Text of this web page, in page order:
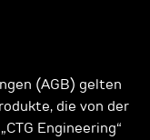
(AGB) gelten
die von der
Engineering“